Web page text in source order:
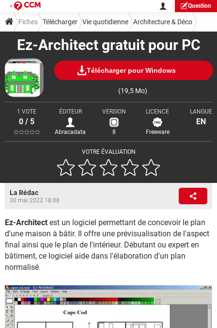
Question
Ez-Architect gratuit pour PC
Télécharger pour Windows
(19,5 Mo)
VOTRE ÉVALUATION
1 VOTE
0 / 5
ÉDITEUR
Abracadata
VERSION
8
LICENCE
Freeware
LANGUE
EN
Fiches Télécharger Vie quotidienne Architecture & Déco
La Rédac
30 mai 2022 18:08
Ez-Architect est un logiciel permettant de concevoir le plan
d'une maison à bâtir. Il offre une prévisualisation de l'aspect
final ainsi que le plan de l'intérieur. Débutant ou expert en
bâtiment, ce logiciel aide dans l'élaboration d'un plan
normalisé.